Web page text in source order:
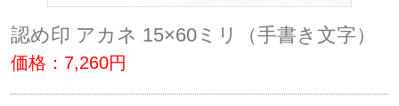
認め印 アカネ 15×60ミリ（手書き文字）
価格：7,260円